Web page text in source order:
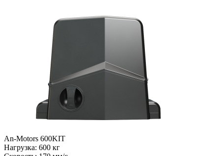
An-Motors 600KIT
Нагрузка: 600 кг